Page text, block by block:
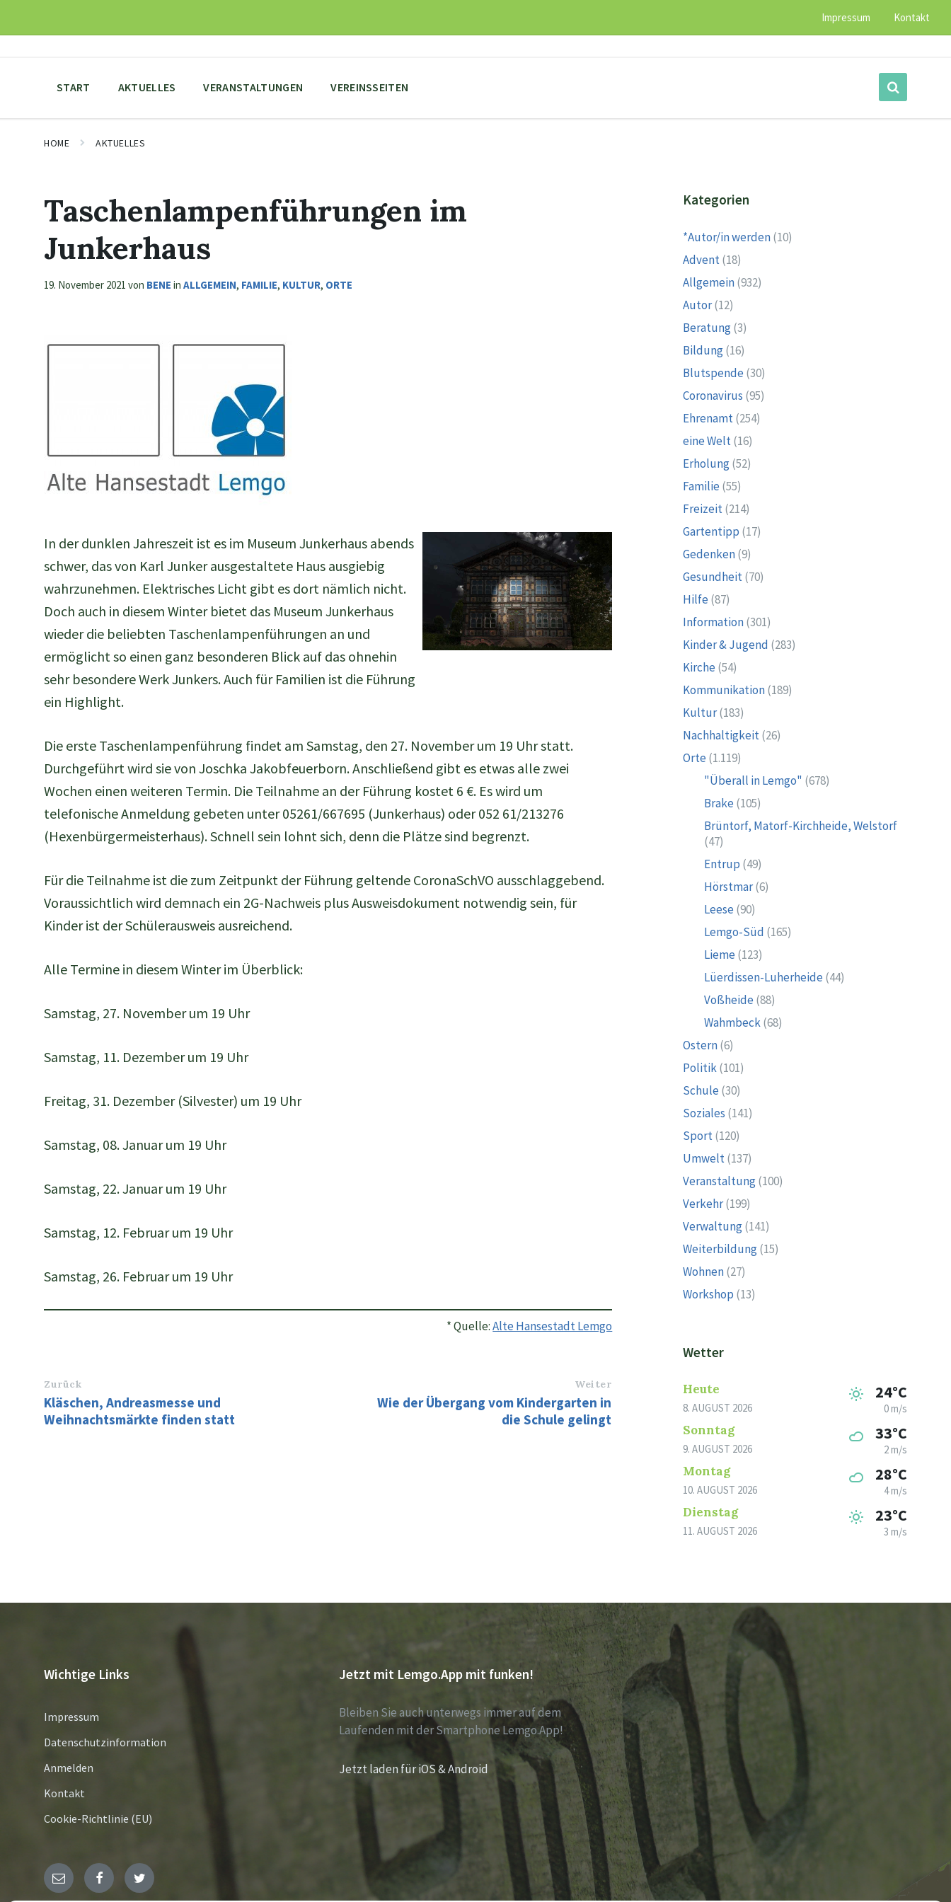
content
main
footer
Impressum Kontakt
START AKTUELLES VERANSTALTUNGEN VEREINSSEITEN
HOME AKTUELLES
Taschenlampenführungen im
Junkerhaus
19. November 2021 von BENE in ALLGEMEIN, FAMILIE, KULTUR, ORTE
In der dunklen Jahreszeit ist es im Museum Junkerhaus abends
schwer, das von Karl Junker ausgestaltete Haus ausgiebig
wahrzunehmen. Elektrisches Licht gibt es dort nämlich nicht.
Doch auch in diesem Winter bietet das Museum Junkerhaus
wieder die beliebten Taschenlampenführungen an und
ermöglicht so einen ganz besonderen Blick auf das ohnehin
sehr besondere Werk Junkers. Auch für Familien ist die Führung
ein Highlight.
Die erste Taschenlampenführung findet am Samstag, den 27. November um 19 Uhr statt.
Durchgeführt wird sie von Joschka Jakobfeuerborn. Anschließend gibt es etwas alle zwei
Wochen einen weiteren Termin. Die Teilnahme an der Führung kostet 6 €. Es wird um
telefonische Anmeldung gebeten unter 05261/667695 (Junkerhaus) oder 052 61/213276
(Hexenbürgermeisterhaus). Schnell sein lohnt sich, denn die Plätze sind begrenzt.
Für die Teilnahme ist die zum Zeitpunkt der Führung geltende CoronaSchVO ausschlaggebend.
Voraussichtlich wird demnach ein 2G-Nachweis plus Ausweisdokument notwendig sein, für
Kinder ist der Schülerausweis ausreichend.
Alle Termine in diesem Winter im Überblick:
Samstag, 27. November um 19 Uhr
Samstag, 11. Dezember um 19 Uhr
Freitag, 31. Dezember (Silvester) um 19 Uhr
Samstag, 08. Januar um 19 Uhr
Samstag, 22. Januar um 19 Uhr
Samstag, 12. Februar um 19 Uhr
Samstag, 26. Februar um 19 Uhr
* Quelle:Alte Hansestadt Lemgo
Zurück
Kläschen, Andreasmesse und
Weihnachtsmärkte finden statt
Weiter
Wie der Übergang vom Kindergarten in
die Schule gelingt
Kategorien
*Autor/in werden(10)
Advent(18)
Allgemein(932)
Autor(12)
Beratung(3)
Bildung(16)
Blutspende (30)
Coronavirus (95)
Ehrenamt(254)
eine Welt(16)
Erholung(52)
Familie (55)
Freizeit(214)
Gartentipp (17)
Gedenken(9)
Gesundheit(70)
Hilfe (87)
Information(301)
Kinder & Jugend (283)
Kirche (54)
Kommunikation(189)
Kultur(183)
Nachhaltigkeit(26)
Orte (1.119)
"Überall in Lemgo" (678)
Brake (105)
Brüntorf, Matorf-Kirchheide, Welstorf
(47)
Entrup (49)
Hörstmar(6)
Leese (90)
Lemgo-Süd (165)
Lieme (123)
Lüerdissen-Luherheide (44)
Voßheide (88)
Wahmbeck(68)
Ostern(6)
Politik(101)
Schule (30)
Soziales (141)
Sport(120)
Umwelt(137)
Veranstaltung(100)
Verkehr(199)
Verwaltung(141)
Weiterbildung(15)
Wohnen(27)
Workshop (13)
Wetter
Heute
8. AUGUST 2026
24°C
0 m/s
Sonntag
9. AUGUST 2026
33°C
2 m/s
Montag
10. AUGUST 2026
28°C
4 m/s
Dienstag
11. AUGUST 2026
23°C
3 m/s
Wichtige Links
Impressum
Datenschutzinformation
Anmelden
Kontakt
Cookie-Richtlinie (EU)
Jetzt mit Lemgo.App mit funken!
Bleiben Sie auch unterwegs immer auf dem
Laufenden mit der Smartphone Lemgo.App!
Jetzt laden für iOS & Android
E- FacebookTwitter